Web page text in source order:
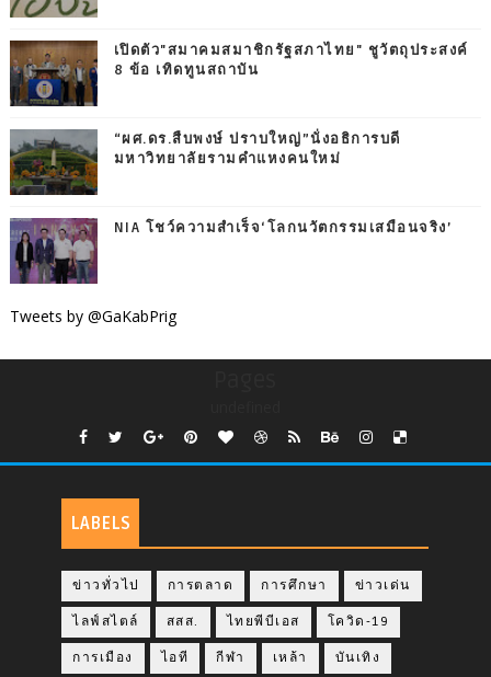
เปิดตัว"สมาคมสมาชิกรัฐสภาไทย" ชูวัตถุประสงค์
8 ข้อ เทิดทูนสถาบัน
“ผศ.ดร.สืบพงษ์ ปราบใหญ่”นั่งอธิการบดี
มหาวิทยาลัยรามคำแหงคนใหม่
NIA โชว์ความสำเร็จ‘โลกนวัตกรรมเสมือนจริง’
Tweets by @GaKabPrig
LABELS
ข่าวทั่วไป การตลาด การศึกษา ข่าวเด่น
ไลฟ์สไตล์ สสส. ไทยพีบีเอส โควิด-19
การเมือง ไอที กีฬา เหล้า บันเทิง